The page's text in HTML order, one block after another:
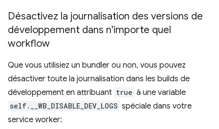
Désactivez la journalisation des versions de
développement dans n'importe quel
workflow
Que vous utilisiez un bundler ou non, vous pouvez
désactiver toute la journalisation dans les builds de
développement en attribuant true à une variable
self.__WB_DISABLE_DEV_LOGS spéciale dans votre
service worker: